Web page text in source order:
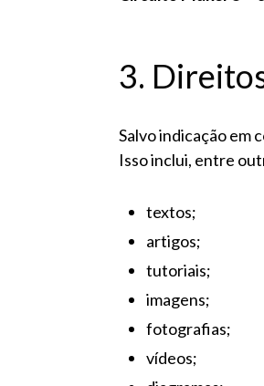
3.
Salvo indicação em
Isso inclui, entre
textos;
artigos;
tutoriais;
imagens;
fotografias;
vídeos;